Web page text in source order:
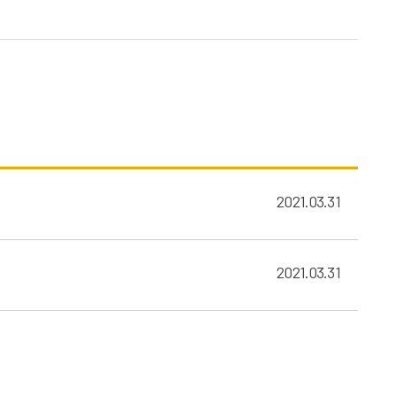
2021.03.31
2021.03.31